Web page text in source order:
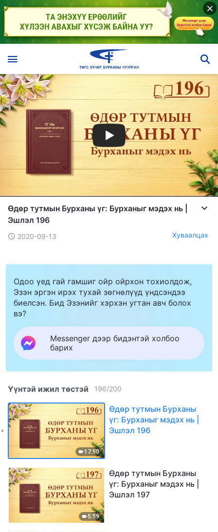
Өдөр тутмын Бурханы үг: Бурханыг мэдэх нь |
Эшлэл 196
2020-09-13 Хуваалцах
Одоо үед гай гамшиг ойр ойрхон тохиолдож,
Эзэн эргэн ирэх тухай зөгнөлүүд үндсэндээ
биелсэн. Бид Эзэнийг хэрхэн угтан авч болох
вэ?
Messenger дээр бидэнтэй холбоо
барих
Үүнтэй ижил төстэй 196/200
17:50
Өдөр тутмын Бурханы
үг: Бурханыг мэдэх нь |
Эшлэл 196
5:59
Өдөр тутмын Бурханы
үг: Бурханыг мэдэх нь |
Эшлэл 197